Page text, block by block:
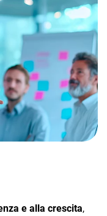
e alla crescita,